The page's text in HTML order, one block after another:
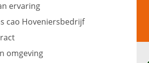
ervaring
cao Hoveniersbedrijf
omgeving